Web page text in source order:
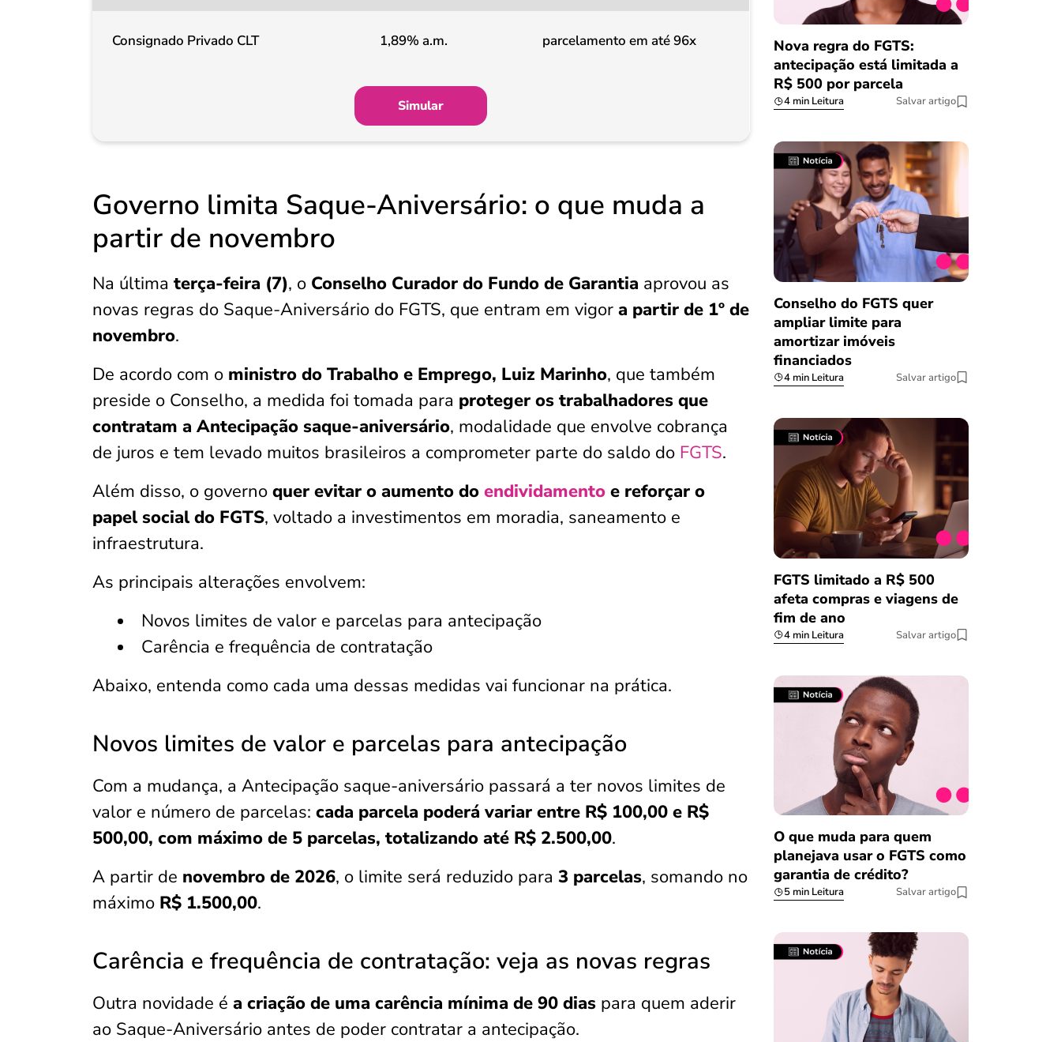
Consignado Privado CLT 1,89% a.m. parcelamento em até 96x
Simular
Governo limita Saque-Aniversário: o que muda a
partir de novembro
Na última terça-feira (7), o Conselho Curador do Fundo de Garantia aprovou as
novas regras do Saque-Aniversário do FGTS, que entram em vigor a partir de 1º de
novembro.
De acordo com o ministro do Trabalho e Emprego, Luiz Marinho, que também
preside o Conselho, a medida foi tomada para proteger os trabalhadores que
contratam a Antecipação saque-aniversário, modalidade que envolve cobrança
de juros e tem levado muitos brasileiros a comprometer parte do saldo do FGTS.
Além disso, o governo quer evitar o aumento do endividamento e reforçar o
papel social do FGTS, voltado a investimentos em moradia, saneamento e
infraestrutura.
As principais alterações envolvem:
Novos limites de valor e parcelas para antecipação
Carência e frequência de contratação
Abaixo, entenda como cada uma dessas medidas vai funcionar na prática.
Novos limites de valor e parcelas para antecipação
Com a mudança, a Antecipação saque-aniversário passará a ter novos limites de
valor e número de parcelas: cada parcela poderá variar entre R$ 100,00 e R$
500,00, com máximo de 5 parcelas, totalizando até R$ 2.500,00.
A partir de novembro de 2026, o limite será reduzido para 3 parcelas, somando no
máximo R$ 1.500,00.
Carência e frequência de contratação: veja as novas regras
Outra novidade é a criação de uma carência mínima de 90 dias para quem aderir
ao Saque-Aniversário antes de poder contratar a antecipação.
Salvar Ferramenta
Nova regra do FGTS:
antecipação está limitada a
R$ 500 por parcela
4 min Leitura Salvar artigo
Conselho do FGTS quer
ampliar limite para
amortizar imóveis
financiados
4 min Leitura Salvar artigo
FGTS limitado a R$ 500
afeta compras e viagens de
fim de ano
4 min Leitura Salvar artigo
O que muda para quem
planejava usar o FGTS como
garantia de crédito?
5 min Leitura Salvar artigo